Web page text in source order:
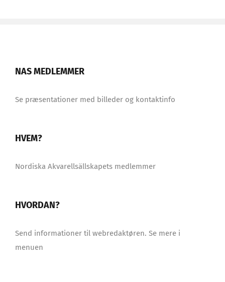
NAS MEDLEMMER
Se præsentationer med billeder og kontaktinfo
HVEM?
Nordiska Akvarellsällskapets medlemmer
HVORDAN?
Send informationer til webredaktøren. Se mere i
menuen